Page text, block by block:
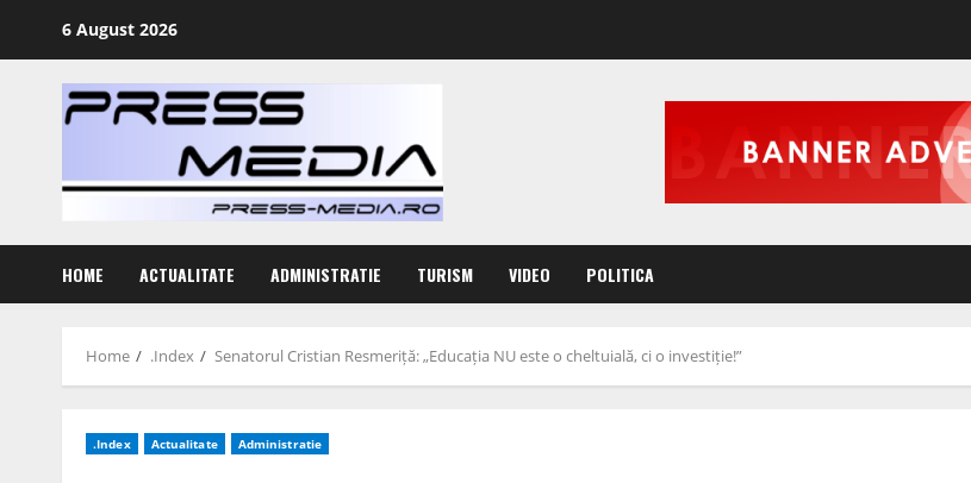
6 August 2026
HOME ACTUALITATE ADMINISTRATIE TURISM VIDEO POLITICA
Home .Index Senatorul Cristian Resmeriță: „Educația NU este o cheltuială, ci o investiție!”
.Index Actualitate Administratie